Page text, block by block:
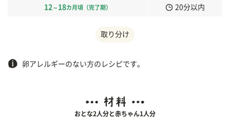
12 ～ 18カ月頃（完了期） 20分以内
取り分け
卵アレルギーのない方のレシピです。
おとな2人分と赤ちゃん1人分